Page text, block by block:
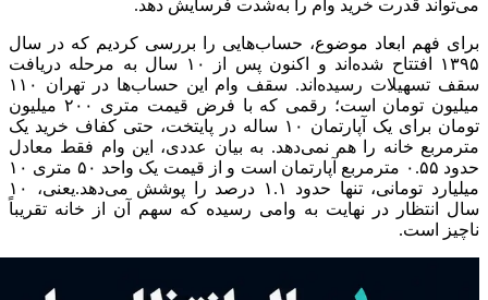
می‌تواند قدرت خرید وام را به‌شدت فرسایش دهد.
برای فهم ابعاد موضوع، حساب‌هایی را بررسی کردیم که در سال
۱۳۹۵ افتتاح شده‌اند و اکنون پس از ۱۰ سال به مرحله دریافت
سقف تسهیلات رسیده‌اند. سقف وام این حساب‌ها در تهران ۱۱۰
میلیون تومان است؛ رقمی که با فرض قیمت متری ۲۰۰ میلیون
تومان برای یک آپارتمان ۱۰ ساله در پایتخت، حتی کفاف خرید یک
مترمربع خانه را هم نمی‌دهد. به بیان عددی، این وام فقط معادل
حدود ۰.۵۵ مترمربع آپارتمان است و از قیمت یک واحد ۵۰ متری ۱۰
میلیارد تومانی، تنها حدود ۱.۱ درصد را پوشش می‌دهد.یعنی، ۱۰
سال انتظار در نهایت به وامی رسیده که سهم آن از خانه تقریباً
ناچیز است.